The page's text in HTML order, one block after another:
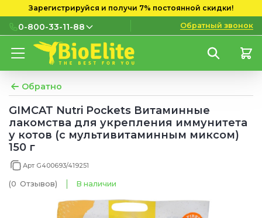
Зарегистрируйся и получи 7% постоянной скидки!
0-800-33-11-88
0-800-33-11-88
мобильных номеров
(097) 133 11 88
(095) 133 11 88
(073) 133 11 88
Обратный звонок
Обратно
GIMCAT Nutri Pockets Витаминные
лакомства для укрепления иммунитета
у котов (с мультивитаминным миксом)
150 г
Арт G400693/419251
(0 Отзывов) В наличии